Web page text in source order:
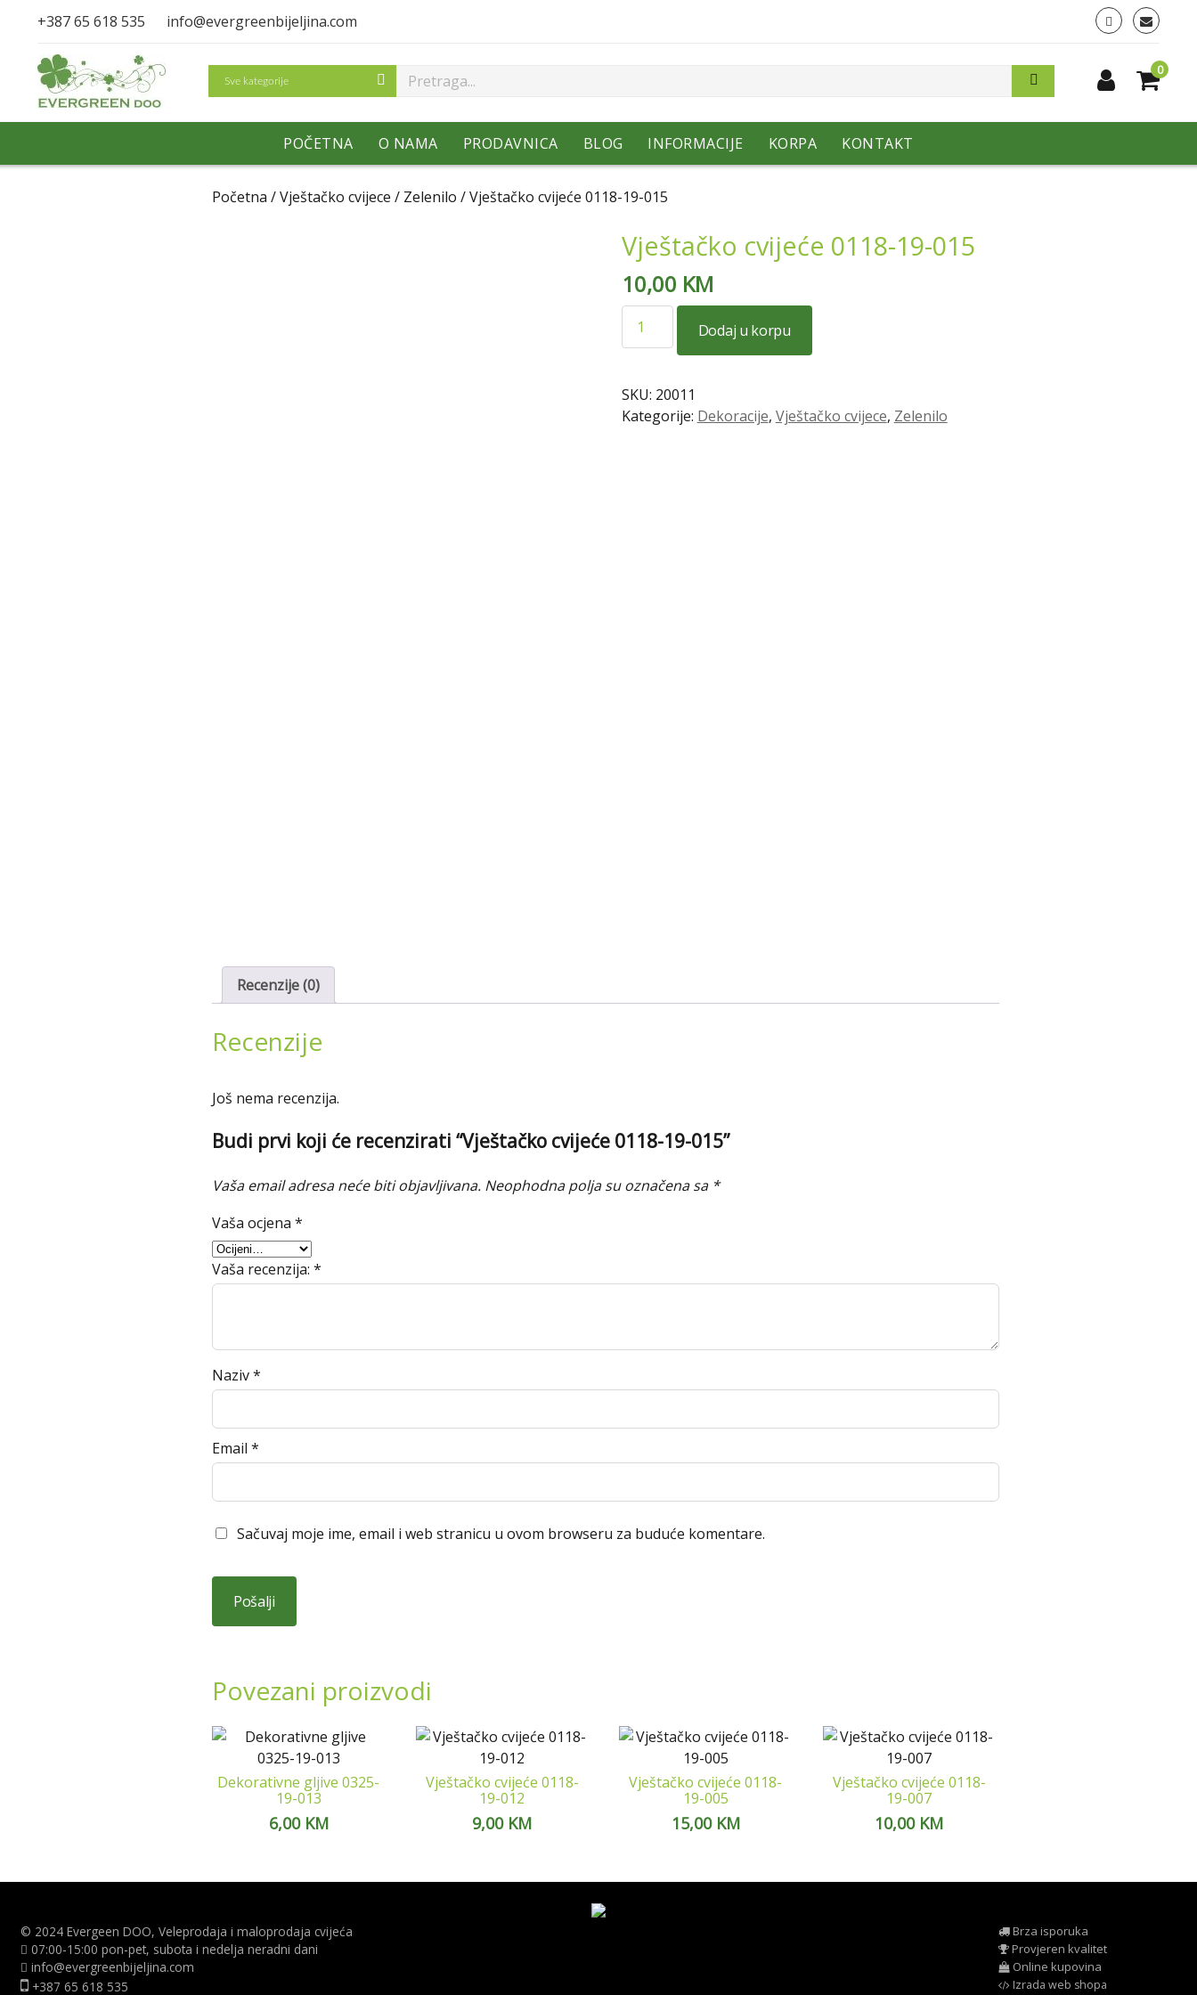
+387 65 618 535 info@evergreenbijeljina.com
Search 0
POČETNA O NAMA PRODAVNICA BLOG INFORMACIJE KORPA KONTAKT
Početna /Vještačko cvijece / Zelenilo / Vještačko cvijeće 0118-19-015
Vještačko cvijeće 0118-19-015
10,00 KM
cvijeće
015
količina
Dodaj u korpu
SKU: 20011
Kategorije: Dekoracije, Vještačko cvijece, Zelenilo
Recenzije (0)
Recenzije
Još nema recenzija.
Budi prvi koji će recenzirati “Vještačko cvijeće 0118-19-015”
Vaša email adresa neće biti objavljivana. Neophodna polja su označena sa *
Vaša ocjena *
Vaša recenzija: *
Naziv*
Email *
Sačuvaj moje ime, email i web stranicu u ovom browseru za buduće komentare.
Povezani proizvodi
Dekorativne gljive 0325-
19-013
6,00 KM
Vještačko cvijeće 0118-
19-012
9,00 KM
Vještačko cvijeće 0118-
19-005
15,00 KM
Vještačko cvijeće 0118-
19-007
10,00 KM
© 2024 Evergeen DOO, Veleprodaja i maloprodaja cvijeća
07:00-15:00 pon-pet, subota i nedelja neradni dani
info@evergreenbijeljina.com
+387 65 618 535
Brza isporuka
Provjeren kvalitet
Online kupovina
Izrada web shopa